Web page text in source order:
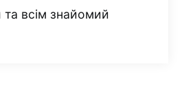
всім знайомий